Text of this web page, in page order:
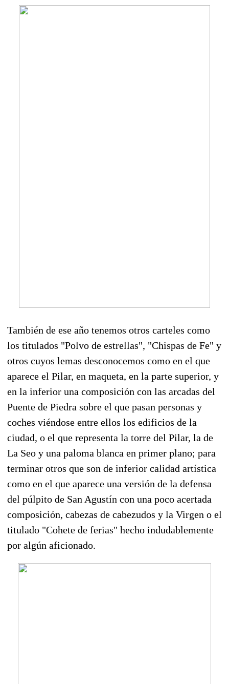
También de ese año tenemos otros carteles como
los titulados "Polvo de estrellas", "Chispas de Fe" y
otros cuyos lemas desconocemos como en el que
aparece el Pilar, en maqueta, en la parte superior, y
en la inferior una composición con las arcadas del
Puente de Piedra sobre el que pasan personas y
coches viéndose entre ellos los edificios de la
ciudad, o el que representa la torre del Pilar, la de
La Seo y una paloma blanca en primer plano; para
terminar otros que son de inferior calidad artística
como en el que aparece una versión de la defensa
del púlpito de San Agustín con una poco acertada
composición, cabezas de cabezudos y la Virgen o el
titulado "Cohete de ferias" hecho indudablemente
por algún aficionado.